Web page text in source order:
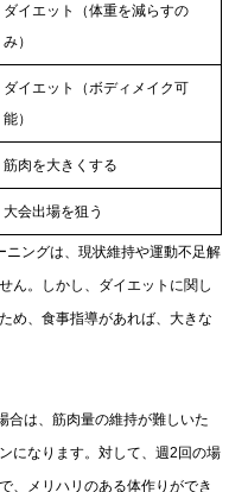
ダイエット（体重を減らすの
み）
ダイエット（ボディメイク可
能）
筋肉を大きくする
大会出場を狙う
ングは、現状維持や運動不足解
ん。しかし、ダイエットに関し
め、食事指導があれば、大きな
合は、筋肉量の維持が難しいた
になります。対して、週2回の場
、メリハリのある体作りができ